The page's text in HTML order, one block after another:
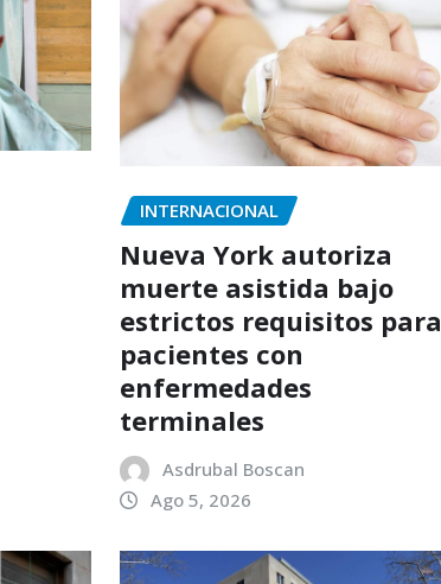
INTERNACIONAL
Nueva York autoriza
muerte asistida bajo
estrictos requisitos para
pacientes con
enfermedades
terminales
Asdrubal Boscan
Ago 5, 2026